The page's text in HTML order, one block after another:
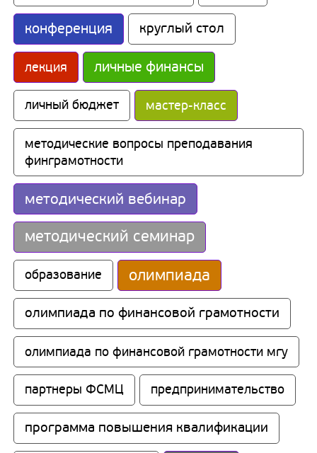
конференция круглый стол
лекция личные финансы
личный бюджет мастер-класс
методические вопросы преподавания
финграмотности
методический вебинар
методический семинар
образование олимпиада
олимпиада по финансовой грамотности
олимпиада по финансовой грамотности мгу
партнеры ФСМЦ предпринимательство
программа повышения квалификации